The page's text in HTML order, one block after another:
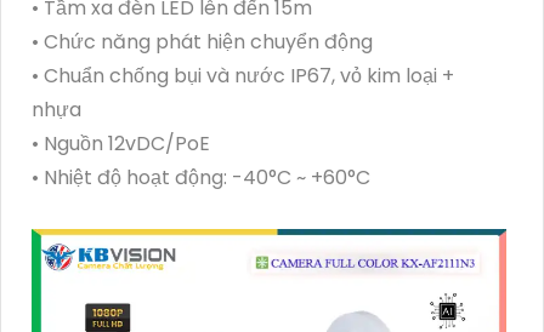
• Tầm xa đèn LED lên đến 15m
• Chức năng phát hiện chuyển động
• Chuẩn chống bụi và nước IP67, vỏ kim loại +
nhựa
• Nguồn 12vDC/PoE
• Nhiệt độ hoạt động: -40°C ~ +60°C